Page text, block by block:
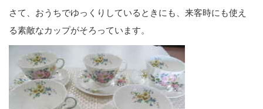
さて、おうちでゆっくりしているときにも、来客時にも使え
る素敵なカップがそろっています。